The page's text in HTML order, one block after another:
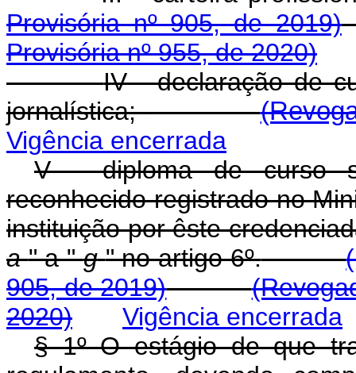
Provisória nº 905, de 2019)
Provisória nº 955, de 2020)
IV - declaração de
jornalística;
Vigência encerrada
V - diploma de curso
reconhecido registrado no
instituição por êste
a " a "g " no artigo 6º.
905, de 2019)
2020)
Vigência encerrada
§ 1º O estágio de que